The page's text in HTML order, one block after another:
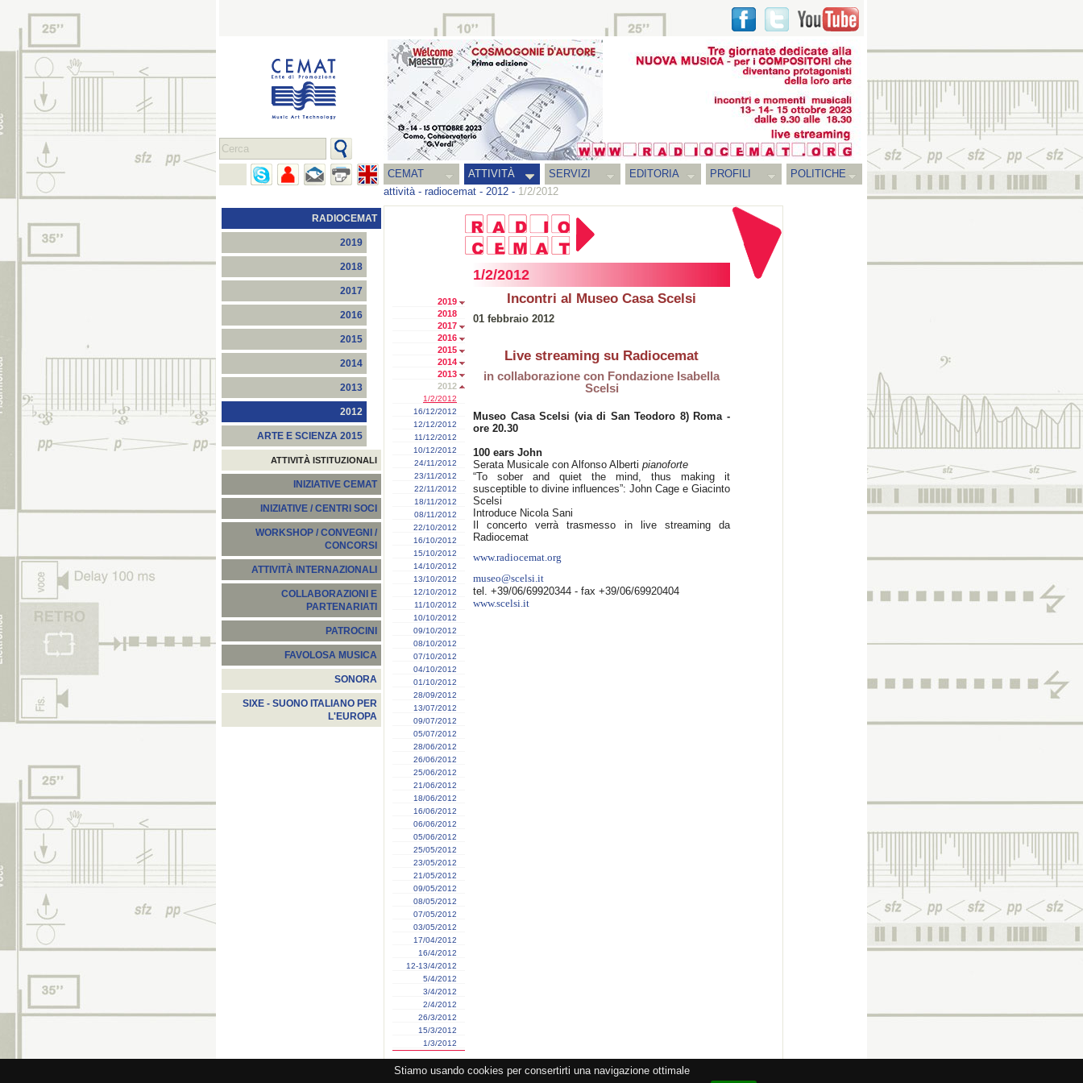
Stiamo usando cookies per consertirti una navigazione ottimale
CEMAT ATTIVITÀ SERVIZI EDITORIA PROFILI
POLITICHE
attività- radiocemat - 2012 - 1/2/2012
RADIOCEMAT
2019
2018
2017
2016
2015
2014
2013
2012
ARTE E SCIENZA 2015
ATTIVITÀ ISTITUZIONALI
INIZIATIVE CEMAT
INIZIATIVE / CENTRI SOCI
WORKSHOP / CONVEGNI /
CONCORSI
ATTIVITÀ INTERNAZIONALI
COLLABORAZIONI E
PARTENARIATI
PATROCINI
FAVOLOSA MUSICA
SONORA
SIXE - SUONO ITALIANO PER
L'EUROPA
2019
2018
2017
2016
2015
2014
2013
2012
1/2/2012
16/12/2012
12/12/2012
11/12/2012
10/12/2012
24/11/2012
23/11/2012
22/11/2012
18/11/2012
08/11/2012
22/10/2012
16/10/2012
15/10/2012
14/10/2012
13/10/2012
12/10/2012
11/10/2012
10/10/2012
09/10/2012
08/10/2012
07/10/2012
04/10/2012
01/10/2012
28/09/2012
13/07/2012
09/07/2012
05/07/2012
28/06/2012
26/06/2012
25/06/2012
21/06/2012
18/06/2012
16/06/2012
06/06/2012
05/06/2012
25/05/2012
23/05/2012
21/05/2012
09/05/2012
08/05/2012
07/05/2012
03/05/2012
17/04/2012
16/4/2012
12-13/4/2012
5/4/2012
3/4/2012
2/4/2012
26/3/2012
15/3/2012
1/3/2012
1/2/2012
Incontri al Museo Casa Scelsi
01 febbraio 2012
Live streaming su Radiocemat
in collaborazione con Fondazione Isabella
Scelsi
Museo Casa Scelsi (via di San Teodoro 8) Roma -
ore 20.30
100 ears John
Serata Musicale con Alfonso Alberti pianoforte
“To sober and quiet the mind, thus making it
susceptible to divine influences”: John Cage e Giacinto
Scelsi
Introduce Nicola Sani
Il concerto verrà trasmesso in live streaming da
Radiocemat
www.radiocemat.org
museo@scelsi.it
tel. +39/06/69920344 - fax +39/06/69920404
www.scelsi.it
- PI 05362381005 - Lic. SIAE 2552/1/2523 - Visitatore # 93.909.154